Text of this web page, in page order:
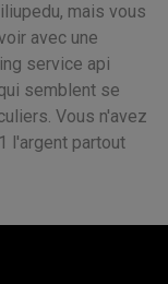
mais vous
avec une
service api
semblent se
Vous n'avez
l'argent partout